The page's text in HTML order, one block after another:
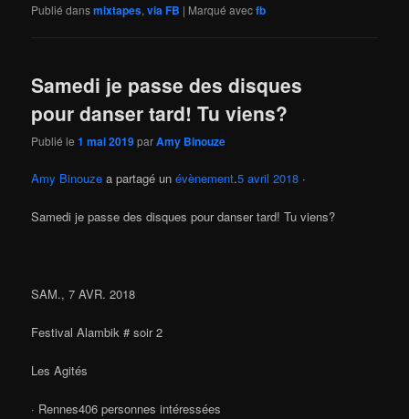
Publié dansmixtapes,via FB | Marqué avecfb
Samedi je passe des disques
pour danser tard! Tu viens?
Publié le1 mai 2019parAmy Binouze
Amy Binouze a partagé unévènement.5 avril 2018 ·
Samedi je passe des disques pour danser tard! Tu viens?
SAM., 7 AVR. 2018
Festival Alambik # soir 2
Les Agités
· Rennes406 personnes intéressées